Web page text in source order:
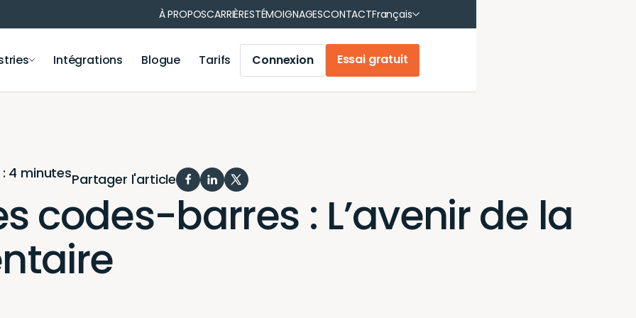
À PROPOSCARRIÈRESTÉMOIGNAGESCONTACTFrançais
Français (Canada)
Module de comptabilité
Application mobile
Génération de code-barres et codes QR
Génération de rapports
Votre secteur
Intégrations Blogue Tarifs Connexion Essai gratuit
4 minutesPartager l'article
codes-barres : L’avenir de la